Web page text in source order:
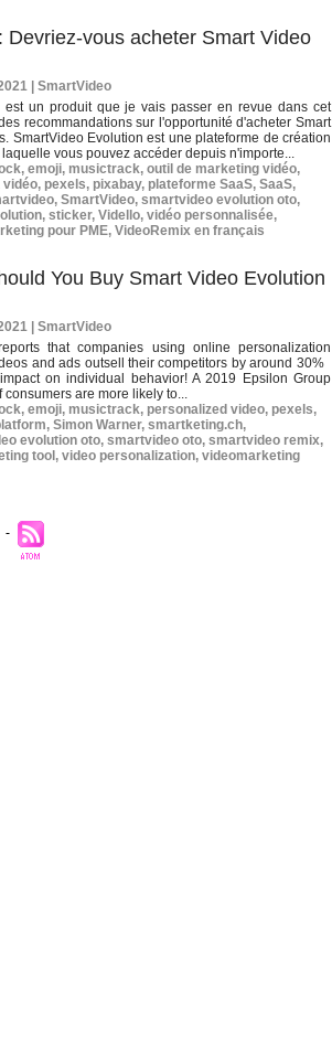
vous acheter Smart Video
SmartVideo
est un produit que je vais passer en revue dans cet
recommandations sur l'opportunité d'acheter Smart
SmartVideo Evolution est une plateforme de création
vous pouvez accéder depuis n'importe...
, emoji, musictrack, outil de marketing vidéo,
vidéo, pexels, pixabay, plateforme SaaS, SaaS,
, SmartVideo, smartvideo evolution oto,
, sticker, Vidello, vidéo personnalisée,
pour PME, VideoRemix en français
You Buy Smart Video Evolution
SmartVideo
that companies using online personalization
and ads outsell their competitors by around 30%
on individual behavior! A 2019 Epsilon Group
consumers are more likely to...
, emoji, musictrack, personalized video, pexels,
, Simon Warner, smartketing.ch,
evolution oto, smartvideo oto, smartvideo remix,
tool , video personalization, videomarketing